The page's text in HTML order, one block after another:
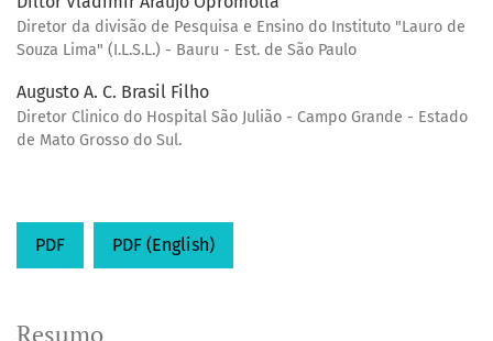
Diretor da divisão de Pesquisa e Ensino do Instituto "Lauro de
Souza Lima" (I.L.S.L.) - Bauru - Est. de São Paulo
Augusto A. C. Brasil Filho
Diretor Clinico do Hospital São Julião - Campo Grande - Estado
de Mato Grosso do Sul.
PDF PDF (English)
Resumo